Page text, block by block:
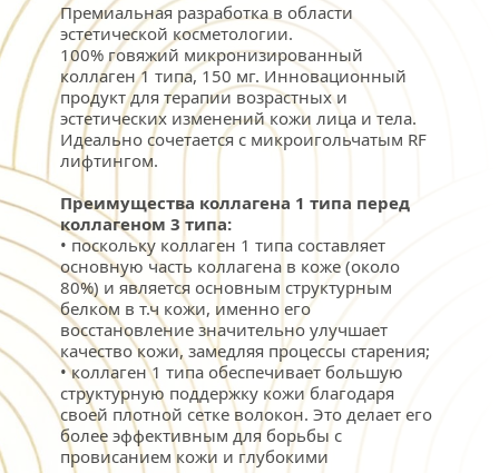
Премиальная разработка в области
эстетической косметологии.
100% говяжий микронизированный
коллаген 1 типа, 150 мг. Инновационный
продукт для терапии возрастных и
эстетических изменений кожи лица и тела.
Идеально сочетается с микроигольчатым RF
лифтингом.
Преимущества коллагена 1 типа перед
коллагеном 3 типа:
• поскольку коллаген 1 типа составляет
основную часть коллагена в коже (около
80%) и является основным структурным
белком в т.ч кожи, именно его
восстановление значительно улучшает
качество кожи, замедляя процессы старения;
• коллаген 1 типа обеспечивает большую
структурную поддержку кожи благодаря
своей плотной сетке волокон. Это делает его
более эффективным для борьбы с
провисанием кожи и глубокими